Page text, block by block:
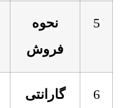
5
نحوه
فروش
6 گارانتی